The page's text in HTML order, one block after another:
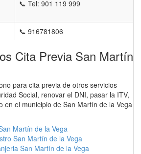
📞 Tel: 901 119 999
📞 916781806
Cita Previa San Martín
para cita previa de otros servicios
Social, renovar el DNI, pasar la ITV,
en el municipio de San Martín de la Vega
Martín de la Vega
San Martín de la Vega
San Martín de la Vega